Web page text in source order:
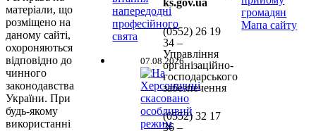
матеріали, що
розміщено на
даному сайті,
охороняються
відповідно до
чинного
законодавства
України. При
будь-якому
використанні
напередодні
професійного
свята
07.08.2026
ks.gov.ua
(0552) 26 19
34 –
Управління
організаційно-
господарського
забезпечення
(0552)32 17
36 –
громадян
Мапа сайту